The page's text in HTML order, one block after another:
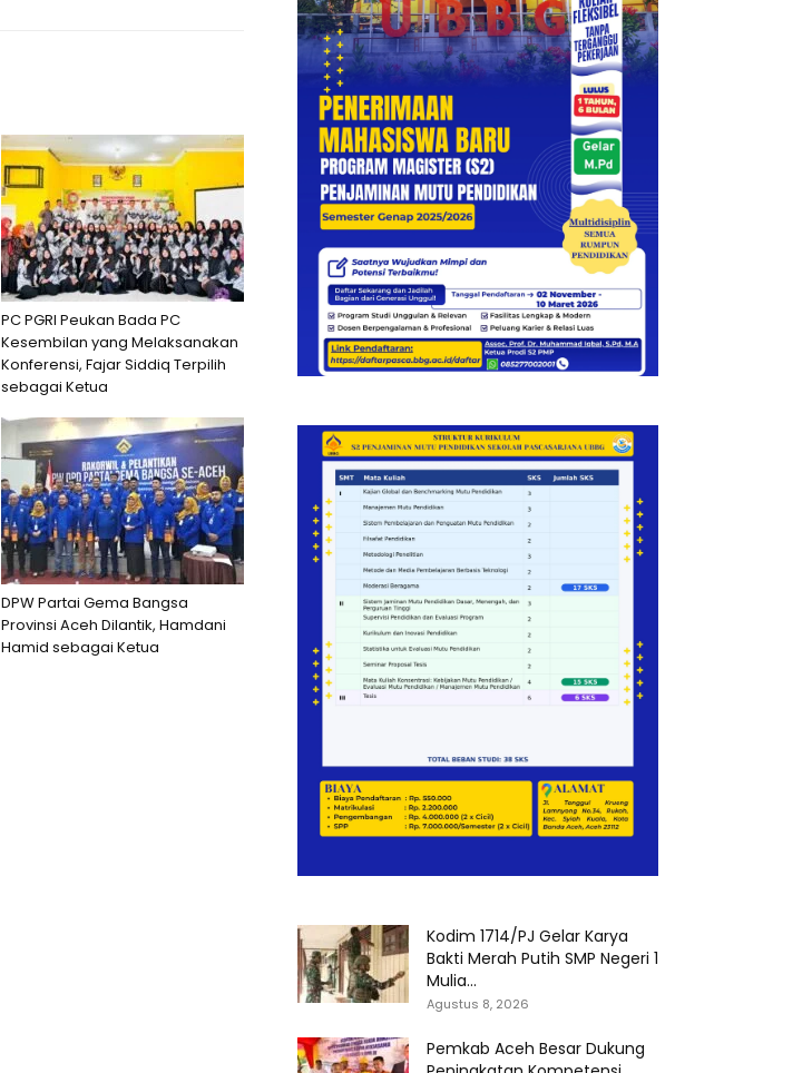
PC PGRI Peukan Bada PC
Kesembilan yang Melaksanakan
Konferensi, Fajar Siddiq Terpilih
sebagai Ketua
DPW Partai Gema Bangsa
Provinsi Aceh Dilantik, Hamdani
Hamid sebagai Ketua
Kodim 1714/PJ Gelar Karya
Bakti Merah Putih SMP Negeri 1
Mulia...
Agustus 8, 2026
Pemkab Aceh Besar Dukung